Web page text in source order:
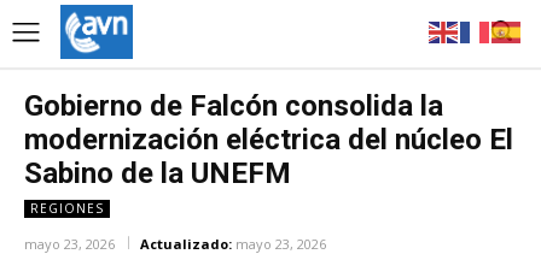
Gobierno de Falcón consolida la
modernización eléctrica del núcleo El
Sabino de la UNEFM
REGIONES
mayo 23, 2026 Actualizado: mayo 23, 2026